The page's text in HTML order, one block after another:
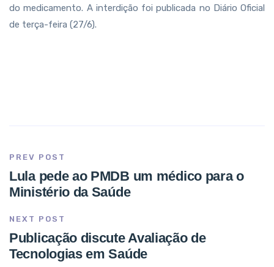
do medicamento. A interdição foi publicada no Diário Oficial
de terça-feira (27/6).
PREV POST
Lula pede ao PMDB um médico para o
Ministério da Saúde
NEXT POST
Publicação discute Avaliação de
Tecnologias em Saúde